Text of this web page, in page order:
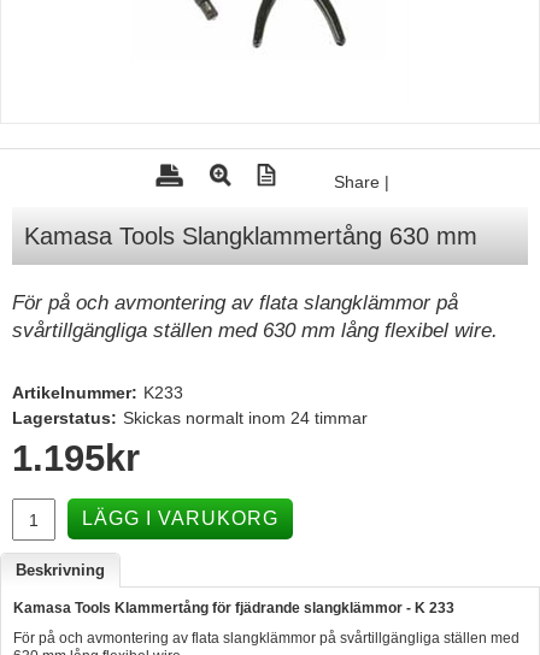
Tohatsu - Utombordare
Minn Kota - elmotorer
TK Trailer
Yanmar Servicedelar
Mercury Servicedelar
Humminbird
Simrad
B&G
Båttillbehör
Share |
Kamasa Tools Slangklammertång 630 mm
För på och avmontering av flata slangklämmor på
svårtillgängliga ställen med 630 mm lång flexibel wire.
Artikelnummer: K233
Lagerstatus: Skickas normalt inom 24 timmar
1.195kr
LÄGG I VARUKORG
Beskrivning
Kamasa Tools Klammertång för fjädrande slangklämmor - K 233
För på och avmontering av flata slangklämmor på svårtillgängliga ställen med